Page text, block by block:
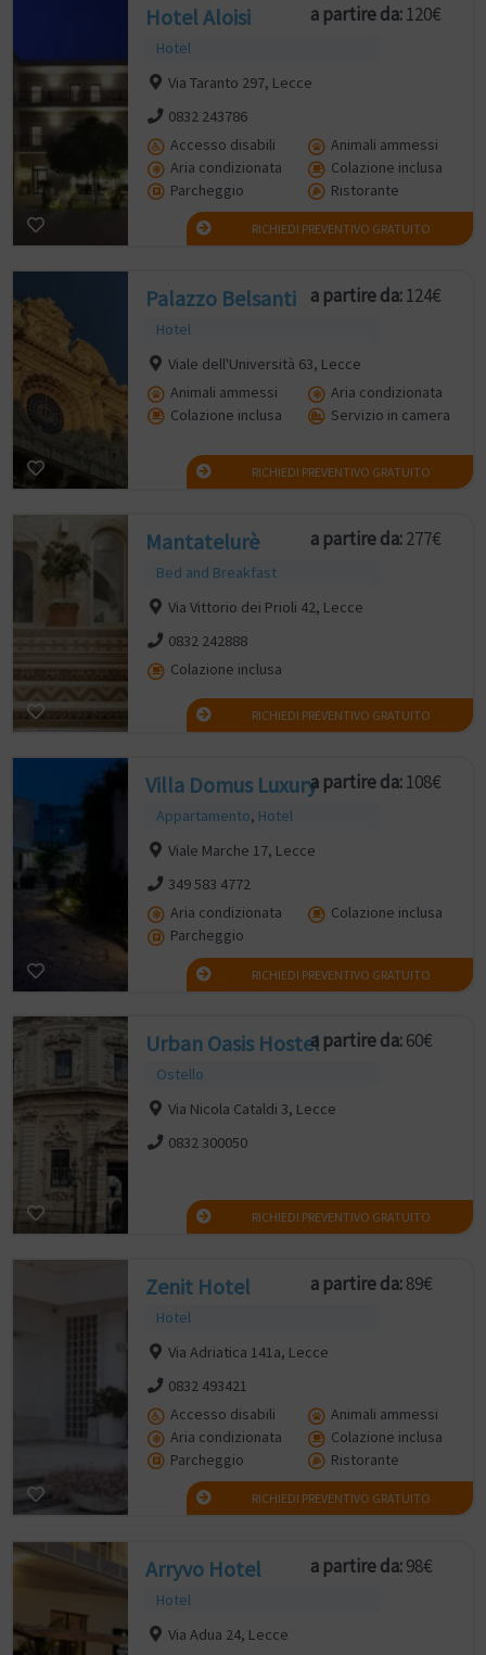
Hotel Aloisi
Hotel
a partire da:120€
Via Taranto 297, Lecce
0832 243786
Accesso disabili
Animali ammessi
Aria condizionata
Colazione inclusa
Parcheggio
Ristorante
RICHIEDI PREVENTIVO GRATUITO
Palazzo Belsanti
Hotel
a partire da:124€
Viale dell'Università 63, Lecce
Animali ammessi
Aria condizionata
Colazione inclusa
Servizio in camera
RICHIEDI PREVENTIVO GRATUITO
Mantatelurè
Bed and Breakfast
a partire da:277€
Via Vittorio dei Prioli 42, Lecce
0832 242888
Colazione inclusa
RICHIEDI PREVENTIVO GRATUITO
Villa Domus Luxury
Appartamento, Hotel
a partire da:108€
Viale Marche 17, Lecce
349 583 4772
Aria condizionata
Colazione inclusa
Parcheggio
RICHIEDI PREVENTIVO GRATUITO
Urban Oasis Hostel
Ostello
a partire da:60€
Via Nicola Cataldi 3, Lecce
0832 300050
RICHIEDI PREVENTIVO GRATUITO
Zenit Hotel
Hotel
a partire da:89€
Via Adriatica 141a, Lecce
0832 493421
Accesso disabili
Animali ammessi
Aria condizionata
Colazione inclusa
Parcheggio
Ristorante
RICHIEDI PREVENTIVO GRATUITO
Arryvo Hotel
Hotel
a partire da:98€
Via Adua 24, Lecce